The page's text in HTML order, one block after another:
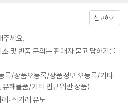
인 논거(Supporting Argument)가 박
장을 해당하는 주장(Main Argument)
려갑니다.
Argument
(Main Argument)이 제시되고 그 의견
신고하기
주세요.
및 반품 문의는 판매자 묻고 답하기를
록/상품오등록/상품정보 오등록/기타
해물품/기타 법규위반 상품)
: 직거래 유도